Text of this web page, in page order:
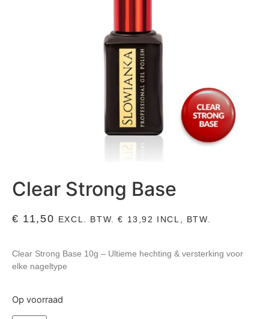
Clear Strong Base
€ 11,50 EXCL. BTW.€ 13,92 INCL, BTW.
Clear Strong Base 10g – Ultieme hechting & versterking voor
elke nageltype
Op voorraad